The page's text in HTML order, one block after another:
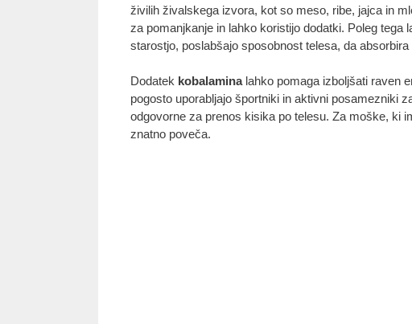
živilih živalskega izvora, kot so meso, ribe, jajca in
za pomanjkanje in lahko koristijo dodatki. Poleg
starostjo, poslabšajo sposobnost telesa, da
Dodatek kobalaminalahko pomaga izboljšati raven
pogosto uporabljajo športniki in aktivni posamezniki
odgovorne za prenos kisika po telesu. Za moške, ki
znatno poveča.